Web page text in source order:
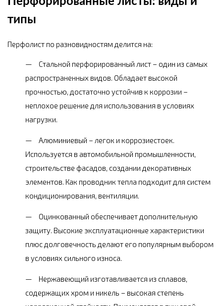
типы
Перфолист по разновидностям делится на:
Стальной перфорированный лист – один из самых
распространенных видов. Обладает высокой
прочностью, достаточно устойчив к коррозии –
неплохое решение для использования в условиях
нагрузки.
Алюминиевый – легок и коррозиестоек.
Используется в автомобильной промышленности,
строительстве фасадов, создании декоративных
элементов. Как проводник тепла подходит для систем
кондиционирования, вентиляции.
Оцинкованный обеспечивает дополнительную
защиту. Высокие эксплуатационные характеристики
плюс долговечность делают его популярным выбором
в условиях сильного износа.
Нержавеющий изготавливается из сплавов,
содержащих хром и никель – высокая степень